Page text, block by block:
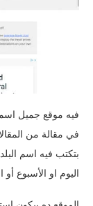
فيه موقع جميل
في مقالة من
بتكتب فيه اسم
اليوم او الأسبوع